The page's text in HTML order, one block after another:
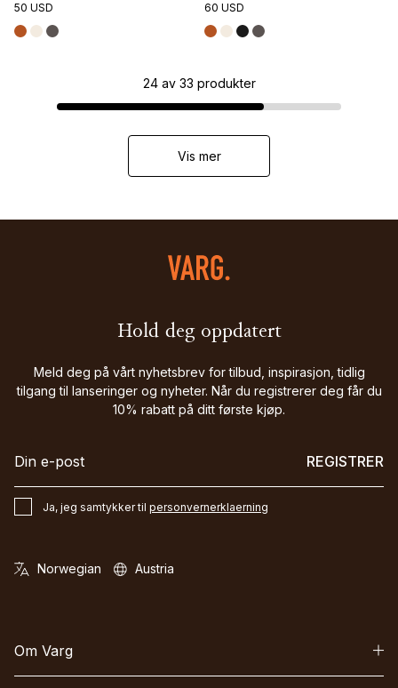
50 USD 60 USD
24 av 33 produkter
Vis mer
Hold deg oppdatert
Meld deg på vårt nyhetsbrev for tilbud, inspirasjon, tidlig
tilgang til lanseringer og nyheter. Når du registrerer deg får du
10% rabatt på ditt første kjøp.
REGISTRER
Ja, jeg samtykker til personvernerklaerning
Om Varg